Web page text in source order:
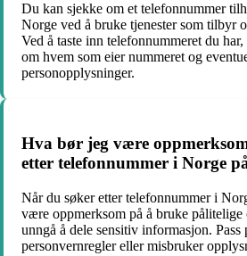
Du kan sjekke om et telefonnummer
Norge ved å bruke tjenester som tilbyr
Ved å taste inn telefonnummeret du
om hvem som eier nummeret og
personopplysninger.
Hva bør jeg være
etter telefonnummer i Norge
Når du søker etter telefonnummer i
være oppmerksom på å bruke pålitelige
unngå å dele sensitiv informasjon.
personvernregler eller misbruker